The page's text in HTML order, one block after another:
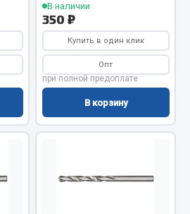
В наличии
350 ₽
Купить в один клик
Опт
при полной предоплате
В корзину